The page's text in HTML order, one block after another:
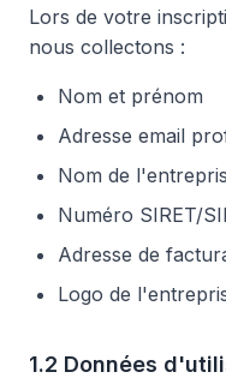
Lors de votre
nous collectons :
Nom et prénom
Adresse email
Nom de
Numéro SIRET/
Adresse de
Logo de
1.2 Données